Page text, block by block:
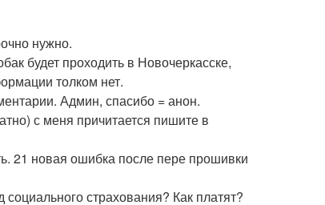
нужно.
будет проходить в Новочеркасске,
толком нет.
Админ, спасибо = анон.
с меня причитается пишите в
21 новая ошибка после пере прошивки
страхования? Как платят?